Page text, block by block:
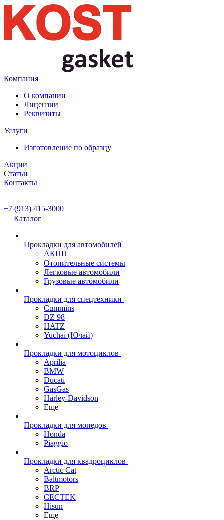
Компания
О компании
Лицензии
Реквизиты
Услуги
Изготовление по образцу
Акции
Статьи
Контакты
+7 (913) 415-3000
Каталог
Прокладки для автомобилей
АКПП
Отопительные системы
Легковые автомобили
Грузовые автомобили
Прокладки для спецтехники
Cummins
DZ 98
HATZ
Yuchai (Ючай)
Прокладки для мотоциклов
Aprilia
BMW
Ducati
GasGas
Harley-Davidson
Еще
Прокладки для мопедов
Honda
Piaggio
Прокладки для квадроциклов
Arctic Cat
Baltmotors
BRP
CECTEK
Hisun
Еще